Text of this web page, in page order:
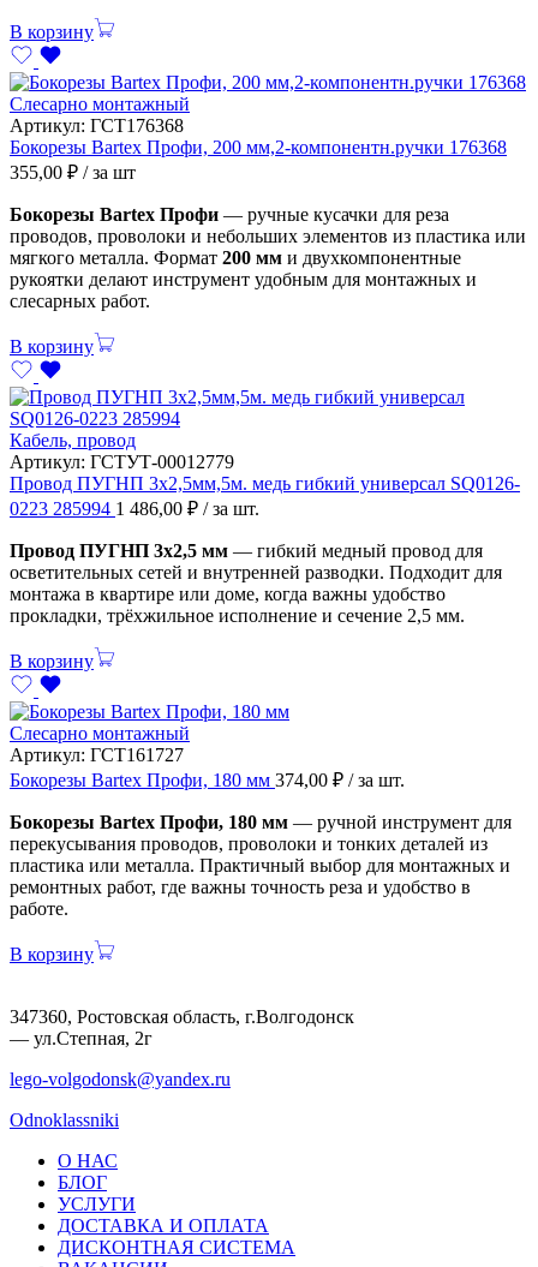
В корзину
Слесарно монтажный
Артикул: ГСТ176368
Бокорезы Bartex Профи, 200 мм,2-компонентн.ручки 176368
355,00 ₽ / за шт
Бокорезы Bartex Профи — ручные кусачки для реза
проводов, проволоки и небольших элементов из пластика или
мягкого металла. Формат 200 мм и двухкомпонентные
рукоятки делают инструмент удобным для монтажных и
слесарных работ.
В корзину
Кабель, провод
Артикул: ГСТУТ-00012779
Провод ПУГНП 3х2,5мм,5м. медь гибкий универсал SQ0126-
0223 285994 1 486,00 ₽ / за шт.
Провод ПУГНП 3х2,5 мм — гибкий медный провод для
осветительных сетей и внутренней разводки. Подходит для
монтажа в квартире или доме, когда важны удобство
прокладки, трёхжильное исполнение и сечение 2,5 мм.
В корзину
Слесарно монтажный
Артикул: ГСТ161727
Бокорезы Bartex Профи, 180 мм 374,00 ₽ / за шт.
Бокорезы Bartex Профи, 180 мм — ручной инструмент для
перекусывания проводов, проволоки и тонких деталей из
пластика или металла. Практичный выбор для монтажных и
ремонтных работ, где важны точность реза и удобство в
работе.
В корзину
347360, Ростовская область, г.Волгодонск
— ул.Степная, 2г
lego-volgodonsk@yandex.ru
Odnoklassniki
О НАС
БЛОГ
УСЛУГИ
ДОСТАВКА И ОПЛАТА
ДИСКОНТНАЯ СИСТЕМА